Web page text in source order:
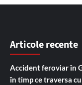
Articole recente
Accident feroviar în
în timp ce traversa